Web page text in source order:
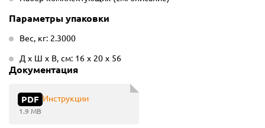
Параметры упаковки
Вес, кг: 2.3000
Д х Ш х В, см: 16 х 20 х 56
Документация
PDF
1.9 MB
Инструкции